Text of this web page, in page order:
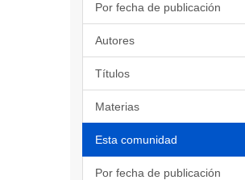
Por fecha de publicación
Autores
Títulos
Materias
Esta comunidad
Por fecha de publicación